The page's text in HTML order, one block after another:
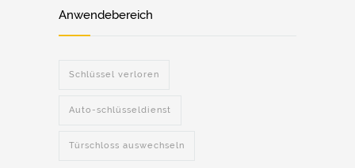
Anwendebereich
Schlüssel verloren
Auto-schlüsseldienst
Türschloss auswechseln